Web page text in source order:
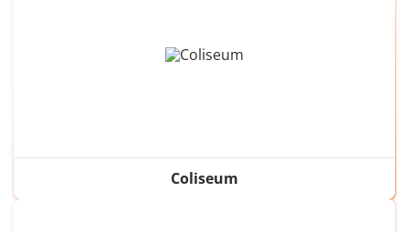
Coliseum